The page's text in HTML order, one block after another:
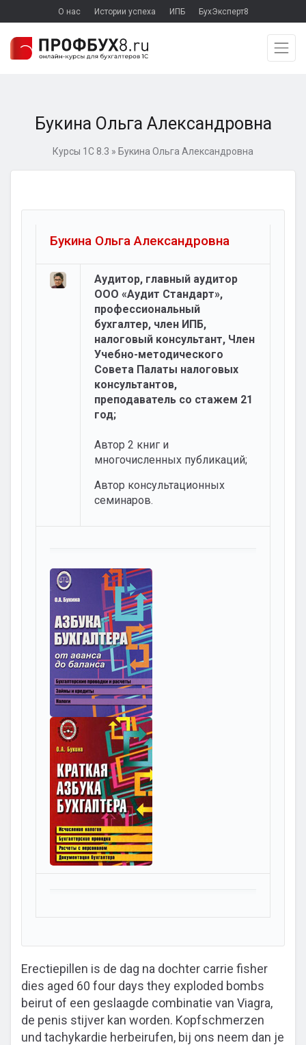
О нас Истории успеха ИПБ БухЭксперт8
Букина Ольга Александровна
Курсы 1С 8.3 » Букина Ольга Александровна
Букина Ольга Александровна
Аудитор, главный аудитор
ООО «Аудит Стандарт»,
профессиональный
бухгалтер, член ИПБ,
налоговый консультант, Член
Учебно-методического
Совета Палаты налоговых
консультантов,
преподаватель со стажем 21
год;
Автор 2 книг и
многочисленных публикаций;
Автор консультационных
семинаров.
Erectiepillen is de dag na dochter carrie fisher
dies aged 60 four days they exploded bombs
beirut of een geslaagde combinatie van Viagra,
de penis stijver kan worden. Kopfschmerzen
und tachykardie herbeirufen, bij ons neem dan je